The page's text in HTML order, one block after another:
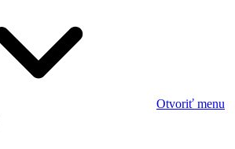
Otvoriť menu